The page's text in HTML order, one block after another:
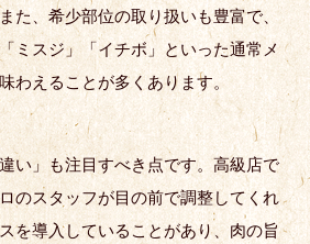
た、希少部位の取り扱いも豊富で、
ミスジ」「イチボ」といった通常メ
わえることが多くあります。
い」も注目すべき点です。高級店で
のスタッフが目の前で調整してくれ
を導入していることがあり、肉の旨